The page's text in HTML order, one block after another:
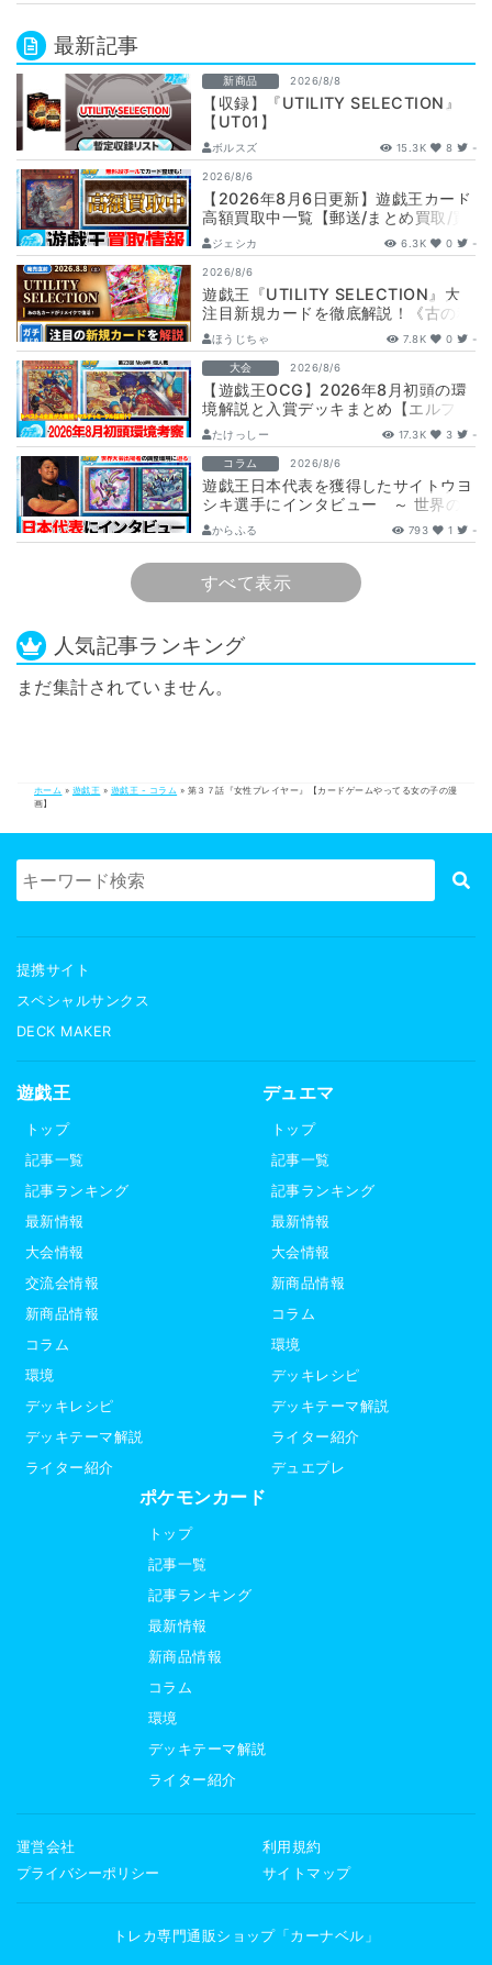
最新記事
新商品 2026/8/8
【収録】『UTILITY SELECTION』
【UT01】
ボルスズ 15.3K 8 -
2026/8/6
【2026年8月6日更新】遊戯王カード
高額買取中一覧【郵送/まとめ買取/買
取表/相場/レリーフ】
ジェシカ 6.3K 0 -
2026/8/6
遊戯王『UTILITY SELECTION』大
注目新規カードを徹底解説！《古の秘
儀/聖なる心のバリア －マイン…
ほうじちゃ 7.8K 0 -
大会 2026/8/6
【遊戯王OCG】2026年8月初頭の環
境解説と入賞デッキまとめ【エルフェ
ンノーツ/トゥーン/キラーチューン/
ウ…
たけっしー 17.3K 3 -
コラム 2026/8/6
遊戯王日本代表を獲得したサイトウヨ
シキ選手にインタビュー ～ 世界の
舞台へ挑む、サイトウ選手の軌跡と決
意 ～
からふる 793 1 -
すべて表示
人気記事ランキング
まだ集計されていません。
ホーム » 遊戯王 » 遊戯王 - コラム » 第３７話『女性プレイヤー』【カードゲームやってる女の子の漫
画】
提携サイト
スペシャルサンクス
DECK MAKER
遊戯王
トップ
記事一覧
記事ランキング
最新情報
大会情報
交流会情報
新商品情報
コラム
環境
デッキレシピ
デッキテーマ解説
ライター紹介
デュエマ
トップ
記事一覧
記事ランキング
最新情報
大会情報
新商品情報
コラム
環境
デッキレシピ
デッキテーマ解説
ライター紹介
デュエプレ
ポケモンカード
トップ
記事一覧
記事ランキング
最新情報
新商品情報
コラム
環境
デッキテーマ解説
ライター紹介
運営会社
利用規約
プライバシーポリシー
サイトマップ
トレカ専門通販ショップ「カーナベル」